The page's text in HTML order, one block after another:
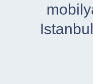
Istanbul